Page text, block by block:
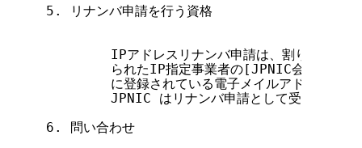
5. リナンバ申請を行う資格
IPアドレスリナンバ申請は、割り当てを行
られたIP指定事業者の[JPNIC会員情報
に登録されている電子メイルアドレスから
JPNIC はリナンバ申請として受け付けま
6. 問い合わせ